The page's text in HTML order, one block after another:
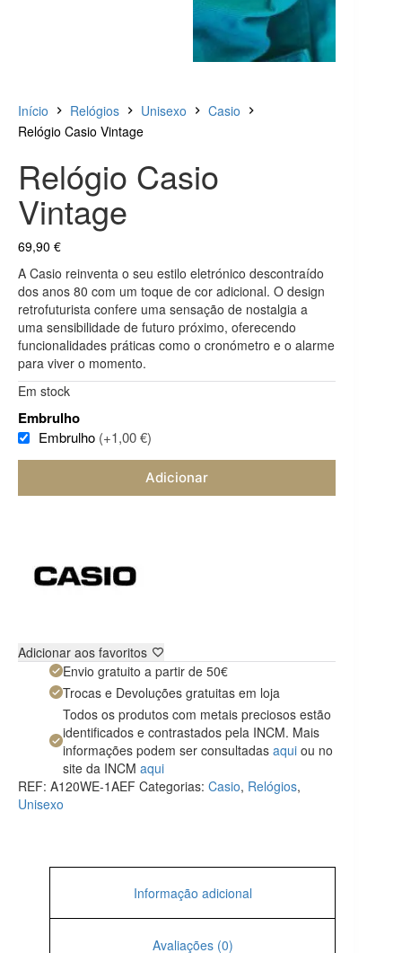
Início Relógios Unisexo
Casio
Relógio Casio Vintage
Relógio Casio
Vintage
69,90 €
A Casio reinventa o seu estilo eletrónico descontraído
dos anos 80 com um toque de cor adicional. O design
retrofuturista confere uma sensação de nostalgia a
uma sensibilidade de futuro próximo, oferecendo
funcionalidades práticas como o cronómetro e o alarme
para viver o momento.
Em stock
Embrulho
Embrulho (+1,00 €)
Adicionar
Adicionar aos favoritos
Envio gratuito a partir de 50€
Trocas e Devoluções gratuitas em loja
Todos os produtos com metais preciosos estão
identificados e contrastados pela INCM. Mais
informações podem ser consultadas aqui ou no
site da INCM aqui
REF: A120WE-1AEF Categorias: Casio, Relógios,
Unisexo
Informação adicional
Avaliações (0)